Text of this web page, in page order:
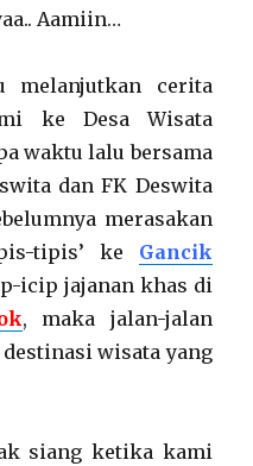
Aamiin…
cerita
ke Desa Wisata
waktu lalu bersama
dan FK Deswita
merasakan
tipis’ ke Gancik
icip jajanan khas di
, maka jalan-jalan
wisata yang
siang ketika kami